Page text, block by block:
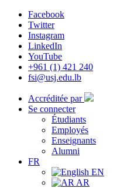
Facebook
Twitter
Instagram
LinkedIn
YouTube
+961 (1) 421 240
fsi@usj.edu.lb
Accréditée par
Se connecter
Étudiants
Employés
Enseignants
Alumni
FR
EN
AR